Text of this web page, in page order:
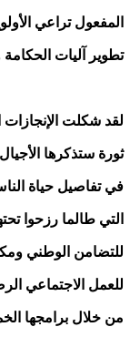
المفعول تراعي
تطوير آليات
لقد شكلت الإنجازات
ثورة ستذكرها
في تفاصيل حياة
التي طالما رزحوا
للتضامن الوطني
للعمل الاجتماعي
من خلال برامجها